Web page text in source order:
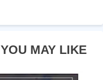
YOU MAY LIKE